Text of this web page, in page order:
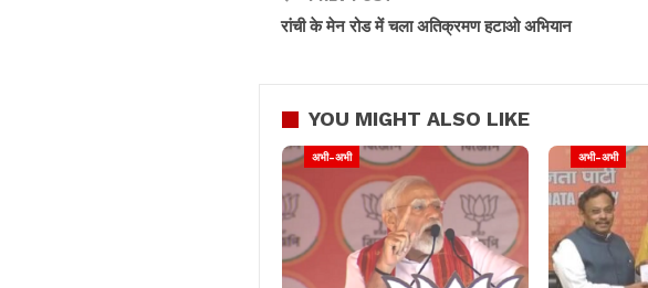
रांची के मेन रोड में चला अतिक्रमण हटाओ अभियान
YOU MIGHT ALSO LIKE
अभी-अभी अभी-अभी